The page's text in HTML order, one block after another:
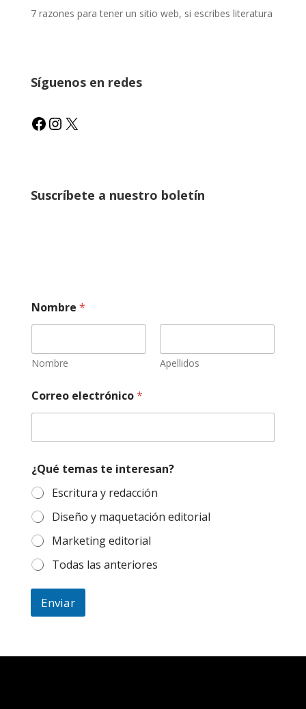
7 razones para tener un sitio web, si escribes literatura
Síguenos en redes
Facebook
Instagram
X
Suscríbete a nuestro boletín
l
e
t
r
n
i
c
e
e
c
t
ó
n
i
c
o
Nombre *
Nombre Apellidos
Correo electrónico*
¿Qué temas te interesan?
Escritura y redacción
Diseño y maquetación editorial
Marketing editorial
Todas las anteriores
Enviar